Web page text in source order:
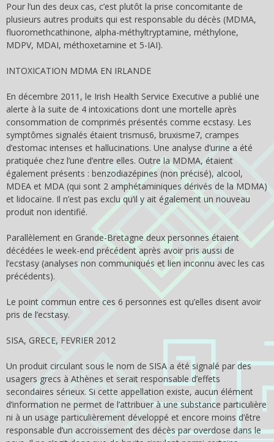
Pour l’un des deux cas, c’est plutôt la prise concomitante de
plusieurs autres produits qui est responsable du décès (MDMA,
fluoromethcathinone, alpha-méthyltryptamine, méthylone,
MDPV, MDAI, méthoxetamine et 5-IAI).
INTOXICATION MDMA EN IRLANDE
En décembre 2011, le Irish Health Service Executive a publié une
alerte à la suite de 4 intoxications dont une mortelle après
consommation de comprimés présentés comme ecstasy. Les
symptômes signalés étaient trismus6, bruxisme7, crampes
d’estomac intenses et hallucinations. Une analyse d’urine a été
pratiquée chez l’une d’entre elles. Outre la MDMA, étaient
également présents : benzodiazépines (non précisé), alcool,
MDEA et MDA (qui sont 2 amphétaminiques dérivés de la MDMA)
et lidocaïne. Il n’est pas exclu qu’il y ait également un nouveau
produit non identifié.
Parallèlement en Grande-Bretagne deux personnes étaient
décédées le week-end précédent après avoir pris aussi de
l’ecstasy (analyses non communiqués et lien inconnu avec les cas
précédents).
Le point commun entre ces 6 personnes est qu’elles disent avoir
pris de l’ecstasy.
SISA, GRECE, FEVRIER 2012
Un produit circulant sous le nom de SISA a été signalé par des
usagers grecs à Athènes et serait responsable d’effets
secondaires sérieux. Si cette appellation existe, aucun élément
d’information ne permet de l’attribuer à une substance particulière
ni à un usage particulièrement développé et encore moins d’être
responsable d’un accroissement des décès par overdose dans le